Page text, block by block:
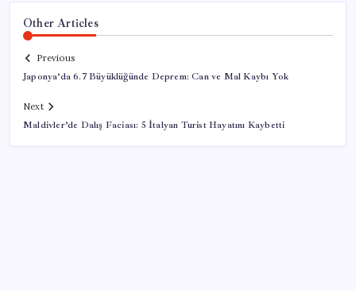
Other Articles
Previous
Japonya’da 6.7 Büyüklüğünde Deprem: Can ve Mal Kaybı Yok
Next
Maldivler’de Dalış Faciası: 5 İtalyan Turist Hayatını Kaybetti